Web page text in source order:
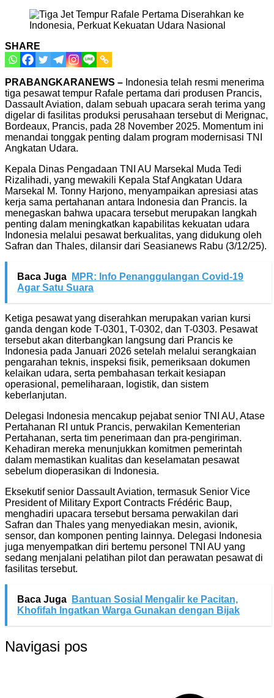
SHARE
PRABANGKARANEWS – Indonesia telah resmi menerima
tiga pesawat tempur Rafale pertama dari produsen Prancis,
Dassault Aviation, dalam sebuah upacara serah terima yang
digelar di fasilitas produksi perusahaan tersebut di Merignac,
Bordeaux, Prancis, pada 28 November 2025. Momentum ini
menandai tonggak penting dalam program modernisasi TNI
Angkatan Udara.
Kepala Dinas Pengadaan TNI AU Marsekal Muda Tedi
Rizalihadi, yang mewakili Kepala Staf Angkatan Udara
Marsekal M. Tonny Harjono, menyampaikan apresiasi atas
kerja sama pertahanan antara Indonesia dan Prancis. Ia
menegaskan bahwa upacara tersebut merupakan langkah
penting dalam meningkatkan kapabilitas kekuatan udara
Indonesia melalui pesawat berkualitas, yang didukung oleh
Safran dan Thales, dilansir dari Seasianews Rabu (3/12/25).
Baca Juga
MPR: Info Penanggulangan Covid-19
Agar Satu Suara
Ketiga pesawat yang diserahkan merupakan varian kursi
ganda dengan kode T-0301, T-0302, dan T-0303. Pesawat
tersebut akan diterbangkan langsung dari Prancis ke
Indonesia pada Januari 2026 setelah melalui serangkaian
pengarahan teknis, inspeksi fisik, pemeriksaan dokumen
kelaikan udara, serta pembahasan terkait kesiapan
operasional, pemeliharaan, logistik, dan sistem
keberlanjutan.
Delegasi Indonesia mencakup pejabat senior TNI AU, Atase
Pertahanan RI untuk Prancis, perwakilan Kementerian
Pertahanan, serta tim penerimaan dan pra-pengiriman.
Kehadiran mereka menunjukkan komitmen pemerintah
dalam memastikan kualitas dan keselamatan pesawat
sebelum dioperasikan di Indonesia.
Eksekutif senior Dassault Aviation, termasuk Senior Vice
President of Military Export Contracts Frédéric Baup,
menghadiri upacara tersebut bersama perwakilan dari
Safran dan Thales yang menyediakan mesin, avionik,
sensor, dan komponen penting lainnya. Delegasi Indonesia
juga menyempatkan diri bertemu personel TNI AU yang
sedang menjalani pelatihan pilot dan perawatan pesawat di
fasilitas tersebut.
Baca Juga
Bantuan Sosial Mengalir ke Pacitan,
Khofifah Ingatkan Warga Gunakan dengan Bijak
Navigasi pos